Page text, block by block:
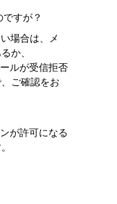
すが？
場合は、メ
か、
ルが受信拒否
ご確認をお
が許可になる